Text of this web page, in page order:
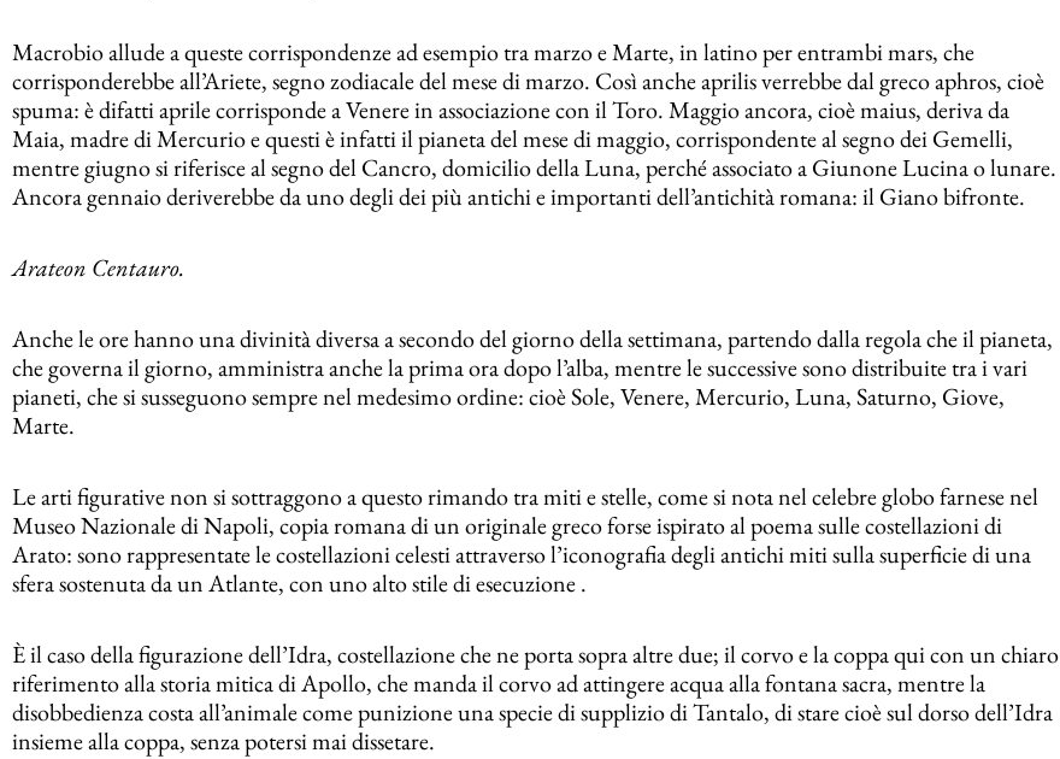
Macrobio allude a queste corrispondenze ad esempio tra marzo e Marte, in latino per entrambi mars, che
corrisponderebbe all’Ariete, segno zodiacale del mese di marzo. Così anche aprilis verrebbe dal greco aphros, cioè
spuma: è difatti aprile corrisponde a Venere in associazione con il Toro. Maggio ancora, cioè maius, deriva da
Maia, madre di Mercurio e questi è infatti il pianeta del mese di maggio, corrispondente al segno dei Gemelli,
mentre giugno si riferisce al segno del Cancro, domicilio della Luna, perché associato a Giunone Lucina o lunare.
Ancora gennaio deriverebbe da uno degli dei più antichi e importanti dell’antichità romana: il Giano bifronte.
Arateon Centauro.
Anche le ore hanno una divinità diversa a secondo del giorno della settimana, partendo dalla regola che il pianeta,
che governa il giorno, amministra anche la prima ora dopo l’alba, mentre le successive sono distribuite tra i vari
pianeti, che si susseguono sempre nel medesimo ordine: cioè Sole, Venere, Mercurio, Luna, Saturno, Giove,
Marte.
Le arti figurative non si sottraggono a questo rimando tra miti e stelle, come si nota nel celebre globo farnese nel
Museo Nazionale di Napoli, copia romana di un originale greco forse ispirato al poema sulle costellazioni di
Arato: sono rappresentate le costellazioni celesti attraverso l’iconografia degli antichi miti sulla superficie di una
sfera sostenuta da un Atlante, con uno alto stile di esecuzione .
È il caso della figurazione dell’Idra, costellazione che ne porta sopra altre due; il corvo e la coppa qui con un chiaro
riferimento alla storia mitica di Apollo, che manda il corvo ad attingere acqua alla fontana sacra, mentre la
disobbedienza costa all’animale come punizione una specie di supplizio di Tantalo, di stare cioè sul dorso dell’Idra
insieme alla coppa, senza potersi mai dissetare.